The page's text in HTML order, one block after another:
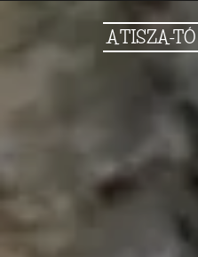
ATISZA-TÓ